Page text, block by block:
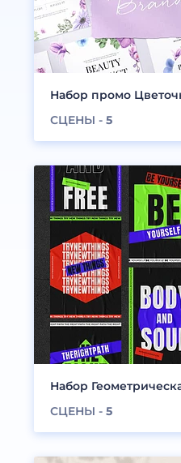
Набор промо
СЦЕНЫ - 5
Набор
СЦЕНЫ - 5